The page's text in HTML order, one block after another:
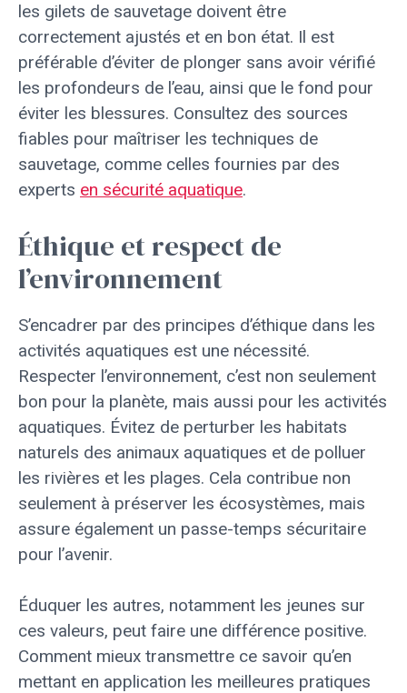
les gilets de sauvetage doivent être
correctement ajustés et en bon état. Il est
préférable d’éviter de plonger sans avoir vérifié
les profondeurs de l’eau, ainsi que le fond pour
éviter les blessures. Consultez des sources
fiables pour maîtriser les techniques de
sauvetage, comme celles fournies par des
experts en sécurité aquatique.
Éthique et respect de
l’environnement
S’encadrer par des principes d’éthique dans les
activités aquatiques est une nécessité.
Respecter l’environnement, c’est non seulement
bon pour la planète, mais aussi pour les activités
aquatiques. Évitez de perturber les habitats
naturels des animaux aquatiques et de polluer
les rivières et les plages. Cela contribue non
seulement à préserver les écosystèmes, mais
assure également un passe-temps sécuritaire
pour l’avenir.
Éduquer les autres, notamment les jeunes sur
ces valeurs, peut faire une différence positive.
Comment mieux transmettre ce savoir qu’en
mettant en application les meilleures pratiques